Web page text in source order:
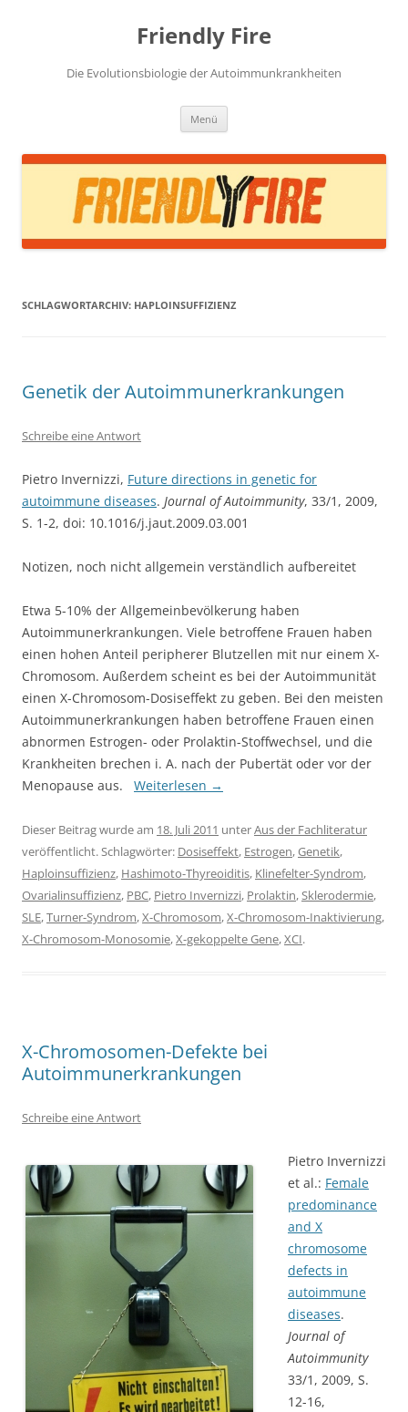
Friendly Fire
Die Evolutionsbiologie der Autoimmunkrankheiten
Menü
SCHLAGWORTARCHIV: HAPLOINSUFFIZIENZ
Genetik der Autoimmunerkrankungen
Schreibe eine Antwort
Pietro Invernizzi, Future directions in genetic for
autoimmune diseases. Journal of Autoimmunity, 33/1, 2009,
S. 1-2, doi: 10.1016/j.jaut.2009.03.001
Notizen, noch nicht allgemein verständlich aufbereitet
Etwa 5-10% der Allgemeinbevölkerung haben
Autoimmunerkrankungen. Viele betroffene Frauen haben
einen hohen Anteil peripherer Blutzellen mit nur einem X-
Chromosom. Außerdem scheint es bei der Autoimmunität
einen X-Chromosom-Dosiseffekt zu geben. Bei den meisten
Autoimmunerkrankungen haben betroffene Frauen einen
abnormen Estrogen- oder Prolaktin-Stoffwechsel, und die
Krankheiten brechen i. A. nach der Pubertät oder vor der
Menopause aus. Weiterlesen →
Dieser Beitrag wurde am 18. Juli 2011 unterAus der Fachliteratur
veröffentlicht. Schlagwörter: Dosiseffekt, Estrogen,Genetik,
Haploinsuffizienz, Hashimoto-Thyreoiditis, Klinefelter-Syndrom,
Ovarialinsuffizienz, PBC, Pietro Invernizzi, Prolaktin,Sklerodermie,
SLE,Turner-Syndrom,X-Chromosom,X-Chromosom-Inaktivierung,
X-Chromosom-Monosomie,X-gekoppelte Gene,XCI.
X-Chromosomen-Defekte bei
Autoimmunerkrankungen
Schreibe eine Antwort
Pietro Invernizzi
et al.: Female
predominance
and X
chromosome
defects in
autoimmune
diseases.
Journal of
Autoimmunity
33/1, 2009, S.
12-16,